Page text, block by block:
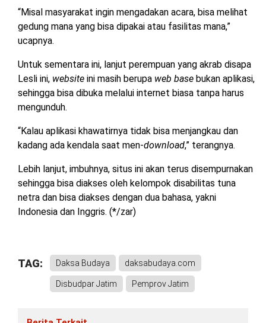
“Misal masyarakat ingin mengadakan acara, bisa melihat
gedung mana yang bisa dipakai atau fasilitas mana,”
ucapnya.
Untuk sementara ini, lanjut perempuan yang akrab disapa
Lesli ini, website ini masih berupa web base bukan aplikasi,
sehingga bisa dibuka melalui internet biasa tanpa harus
mengunduh.
“Kalau aplikasi khawatirnya tidak bisa menjangkau dan
kadang ada kendala saat men-download,” terangnya.
Lebih lanjut, imbuhnya, situs ini akan terus disempurnakan
sehingga bisa diakses oleh kelompok disabilitas tuna
netra dan bisa diakses dengan dua bahasa, yakni
Indonesia dan Inggris. (*/zar)
TAG: Daksa Budaya daksabudaya.com
Disbudpar Jatim Pemprov Jatim